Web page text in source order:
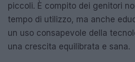
piccoli. È compito dei genitori
tempo di utilizzo, ma anche
un uso consapevole della
una crescita equilibrata e sana.